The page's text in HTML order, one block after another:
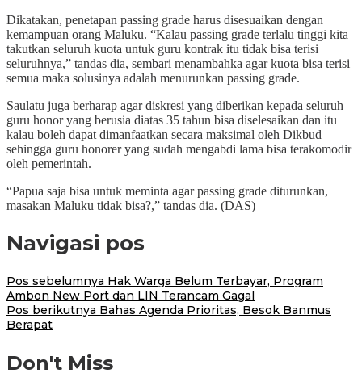
Dikatakan, penetapan passing grade harus disesuaikan dengan
kemampuan orang Maluku. “Kalau passing grade terlalu tinggi kita
takutkan seluruh kuota untuk guru kontrak itu tidak bisa terisi
seluruhnya,” tandas dia, sembari menambahka agar kuota bisa terisi
semua maka solusinya adalah menurunkan passing grade.
Saulatu juga berharap agar diskresi yang diberikan kepada seluruh
guru honor yang berusia diatas 35 tahun bisa diselesaikan dan itu
kalau boleh dapat dimanfaatkan secara maksimal oleh Dikbud
sehingga guru honorer yang sudah mengabdi lama bisa terakomodir
oleh pemerintah.
“Papua saja bisa untuk meminta agar passing grade diturunkan,
masakan Maluku tidak bisa?,” tandas dia. (DAS)
Navigasi pos
Pos sebelumnya Hak Warga Belum Terbayar, Program
Ambon New Port dan LIN Terancam Gagal
Pos berikutnya Bahas Agenda Prioritas, Besok Banmus
Berapat
Don't Miss